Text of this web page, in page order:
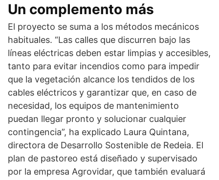
Un complemento más
El proyecto se suma a los métodos mecánicos
habituales. “Las calles que discurren bajo las
líneas eléctricas deben estar limpias y accesibles,
tanto para evitar incendios como para impedir
que la vegetación alcance los tendidos de los
cables eléctricos y garantizar que, en caso de
necesidad, los equipos de mantenimiento
puedan llegar pronto y solucionar cualquier
contingencia”, ha explicado Laura Quintana,
directora de Desarrollo Sostenible de Redeia. El
plan de pastoreo está diseñado y supervisado
por la empresa Agrovidar, que también evaluará